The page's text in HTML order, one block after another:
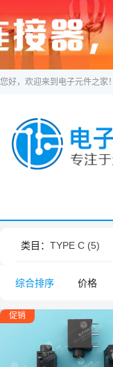
您好，欢迎来到电子元件之家！
类目： TYPE C (5)
综合排序 价格
促销